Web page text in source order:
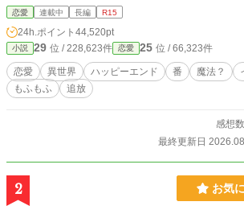
と旅にでることにした。──そこで、自分の本当の運命
ずに。 ※以前投稿していた「竜王陛下の番……の妹様は、隣国で溺愛される」
のリメイクです。
恋愛 連載中 長編 R15
24h.ポイント 44,520pt
小説 29 位 / 228,623件 恋愛 25 位 / 66,323件
恋愛 異世界 ハッピーエンド 番 魔法？
もふもふ
追放
感想
最終更新日
2 お気